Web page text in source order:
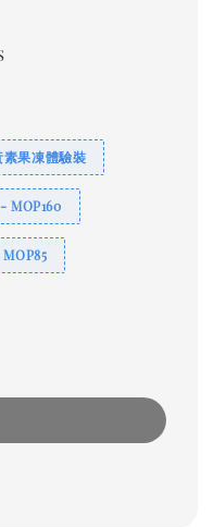
果凍體驗裝
MOP160